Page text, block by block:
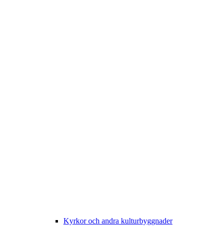
Kyrkor och andra kulturbyggnader